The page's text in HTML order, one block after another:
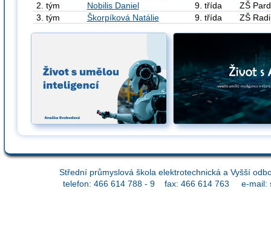
2. tým
Nobilis Daniel 9. třída
ZŠ
3. tým
Škorpíková Natálie 9. třída ZŠ
Střední průmyslová škola elektrotechnická a Vyšší
telefon: 466 614 788 - 9 fax: 466 614 763 e-mail: